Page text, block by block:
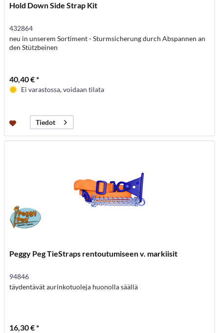
Hold Down Side Strap Kit
432864
neu in unserem Sortiment - Sturmsicherung durch Abspannen an
den Stützbeinen
40,40 € *
Ei varastossa, voidaan tilata
Tiedot
Peggy Peg TieStraps rentoutumiseen v. markiisit
94846
täydentävät aurinkotuoleja huonolla säällä
16,30 € *